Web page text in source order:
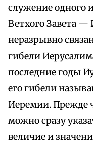
служение одного
Ветхого Завета
неразрывно
гибели
последние годы
его гибели
Иеремии. Прежде
можно сразу
величие и